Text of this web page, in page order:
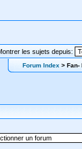
les sujets depuis:
Forum Index > Fan-